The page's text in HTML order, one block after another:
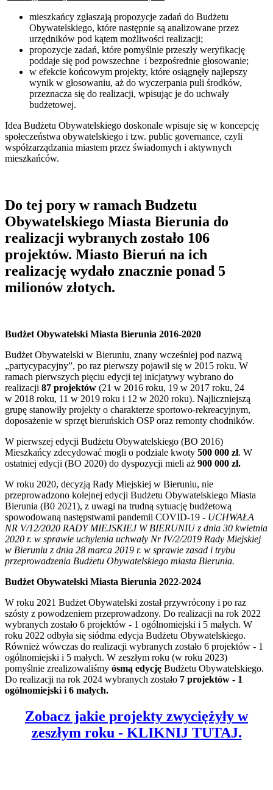
mieszkańcy zgłaszają propozycje zadań do Budżetu
Obywatelskiego, które następnie są analizowane przez
urzędników pod kątem możliwości realizacji;
propozycje zadań, które pomyślnie przeszły weryfikację
poddaje się pod powszechne i bezpośrednie głosowanie;
w efekcie końcowym projekty, które osiągnęły najlepszy
wynik w głosowaniu, aż do wyczerpania puli środków,
przeznacza się do realizacji, wpisując je do uchwały
budżetowej.
Idea Budżetu Obywatelskiego doskonale wpisuje się w koncepcję
społeczeństwa obywatelskiego i tzw. public governance, czyli
współzarządzania miastem przez świadomych i aktywnych
mieszkańców.
Do tej pory w ramach Budzetu
Obywatelskiego Miasta Bierunia do
realizacji wybranych zostało 106
projektów. Miasto Bieruń na ich
realizację wydało znacznie ponad 5
milionów złotych.
Budżet Obywatelski Miasta Bierunia 2016-2020
Budżet Obywatelski w Bieruniu, znany wcześniej pod nazwą
„partycypacyjny”, po raz pierwszy pojawił się w 2015 roku. W
ramach pierwszych pięciu edycji tej inicjatywy wybrano do
realizacji 87 projektów (21 w 2016 roku, 19 w 2017 roku, 24
w 2018 roku, 11 w 2019 roku i 12 w 2020 roku). Najliczniejszą
grupę stanowiły projekty o charakterze sportowo-rekreacyjnym,
doposażenie w sprzęt bieruńskich OSP oraz remonty chodników.
W pierwszej edycji Budżetu Obywatelskiego (BO 2016)
Mieszkańcy zdecydować mogli o podziale kwoty 500 000 zł. W
ostatniej edycji (BO 2020) do dyspozycji mieli aż 900 000 zł.
W roku 2020, decyzją Rady Miejskiej w Bieruniu, nie
przeprowadzono kolejnej edycji Budżetu Obywatelskiego Miasta
Bierunia (B0 2021), z uwagi na trudną sytuację budżetową
spowodowaną następstwami pandemii COVID-19 - UCHWAŁA
NR V/12/2020 RADY MIEJSKIEJ W BIERUNIU z dnia 30 kwietnia
2020 r. w sprawie uchylenia uchwały Nr IV/2/2019 Rady Miejskiej
w Bieruniu z dnia 28 marca 2019 r. w sprawie zasad i trybu
przeprowadzenia Budżetu Obywatelskiego miasta Bierunia.
Budżet Obywatelski Miasta Bierunia 2022-2024
W roku 2021 Budżet Obywatelski został przywrócony i po raz
szósty z powodzeniem przeprowadzony. Do realizacji na rok 2022
wybranych zostało 6 projektów - 1 ogólnomiejski i 5 małych. W
roku 2022 odbyła się siódma edycja Budżetu Obywatelskiego.
Również wówczas do realizacji wybranych zostało 6 projektów - 1
ogólnomiejski i 5 małych. W zeszłym roku (w roku 2023)
pomyślnie zrealizowaliśmy ósmą edycję Budżetu Obywatelskiego.
Do realizacji na rok 2024 wybranych zostało 7 projektów - 1
ogólnomiejski i 6 małych.
Zobacz jakie projekty zwyciężyły w
zeszłym roku - KLIKNIJ TUTAJ.